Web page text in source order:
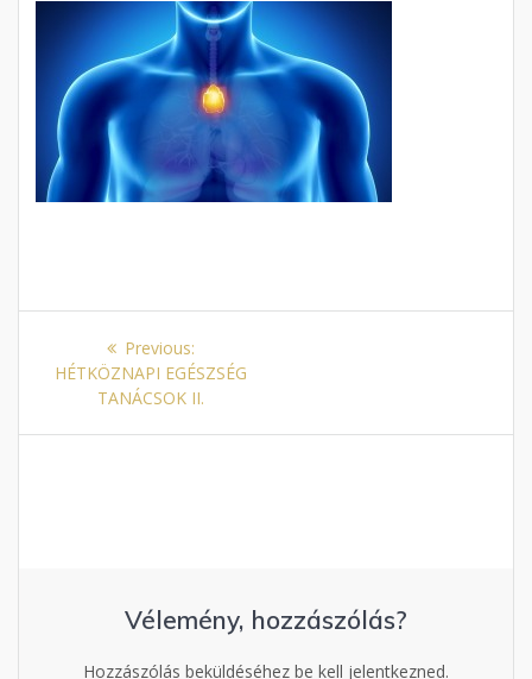
Bejegyzés
navigáció
Previous:Previous
post:
HÉTKÖZNAPI EGÉSZSÉG
TANÁCSOK II.
Vélemény, hozzászólás?
Hozzászólás beküldéséhez be kell jelentkezned.